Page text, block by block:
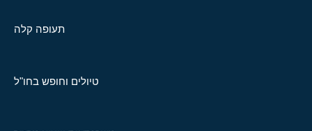
תעופה קלה
טיולים וחופש בחו"ל